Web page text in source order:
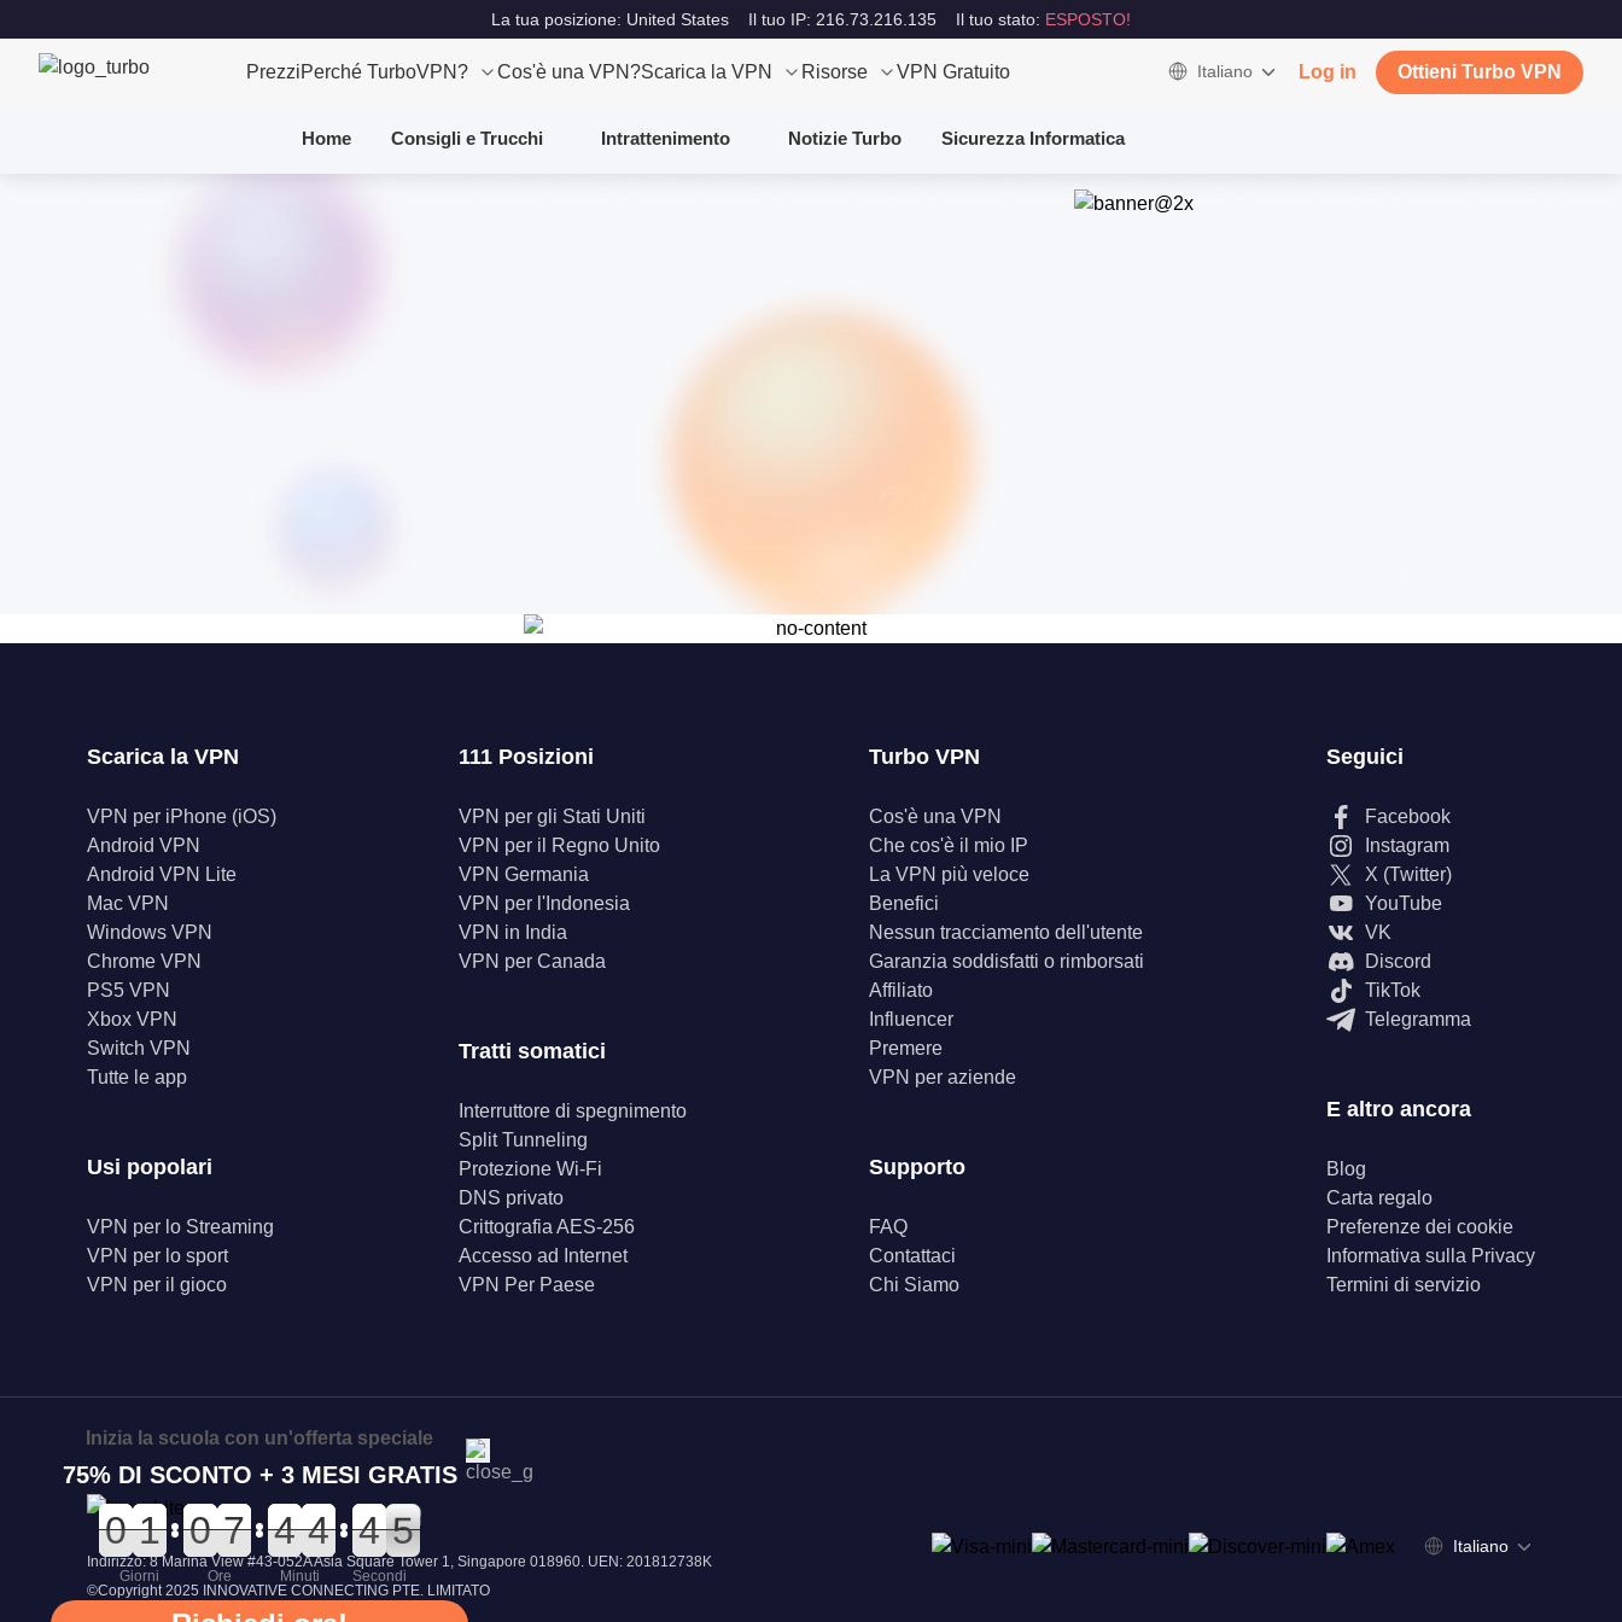
La tua posizione: United States Il tuo IP: 216.73.216.135 Il tuo stato: ESPOSTO!
PrezziPerché TurboVPN? Cos'è una VPN?Scarica la VPN Risorse VPN Gratuito Italiano Log in Ottieni Turbo VPN
Home Consigli e Trucchi Intrattenimento Notizie Turbo Sicurezza Informatica
Scarica la VPN
VPN per iPhone (iOS)
Android VPN
Android VPN Lite
Mac VPN
Windows VPN
Chrome VPN
PS5 VPN
Xbox VPN
Switch VPN
Tutte le app
Usi popolari
VPN per lo Streaming
VPN per lo sport
VPN per il gioco
111 Posizioni
VPN per gli Stati Uniti
VPN per il Regno Unito
VPN Germania
VPN per l'Indonesia
VPN in India
VPN per Canada
Tratti somatici
Interruttore di spegnimento
Split Tunneling
Protezione Wi-Fi
DNS privato
Crittografia AES-256
Accesso ad Internet
VPN Per Paese
Turbo VPN
Cos'è una VPN
Che cos'è il mio IP
La VPN più veloce
Benefici
Nessun tracciamento dell'utente
Garanzia soddisfatti o rimborsati
Affiliato
Influencer
Premere
VPN per aziende
Supporto
FAQ
Contattaci
Chi Siamo
Seguici
Facebook
Instagram
X (Twitter)
YouTube
VK
Discord
TikTok
Telegramma
E altro ancora
Blog
Carta regalo
Preferenze dei cookie
Informativa sulla Privacy
Termini di servizio
Indirizzo: 8 Marina View #43-052A Asia Square Tower 1, Singapore 018960. UEN: 201812738K
©Copyright 2025 INNOVATIVE CONNECTING PTE. LIMITATO
Italiano
Inizia la scuola con un'offerta speciale
75% DI SCONTO + 3 MESI GRATIS
0
0
0
0 0
0
1
1 0
0
0
0 0
0
7
7 0
0
4
4 0
0
4
4 5
5
4
4 5
4
4
Giorni Ore Minuti Secondi